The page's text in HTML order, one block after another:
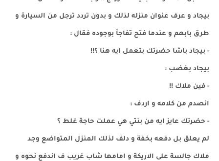
بيجاد و عرف عنوان منزله لذلك و بدون تردد ترجل من السيارة و
طرق بابهم و عندما فتح تفاجأ بوجوده فقال :
- بيجاد باشا حضرتك بتعمل ايه هنا ؟!!
بيجاد بغضب :
- فين ملاك !!
انصدم من كلامه و اردف :
- حضرتك عايز ايه من بنتي هي عملت حاجة غلط ؟
لم يعلق بل دفعه بخفة و دلف لذلك المنزل المتواضع وجد
ملاك جالسة على الاريكة و امامها شاب غريب ف اندفع نحوه و